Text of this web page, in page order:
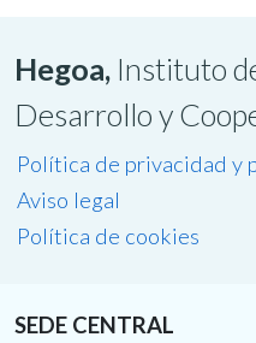
Hegoa, Instituto
Desarrollo y
Política de privacidad y
Aviso legal
Política de cookies
SEDE CENTRAL